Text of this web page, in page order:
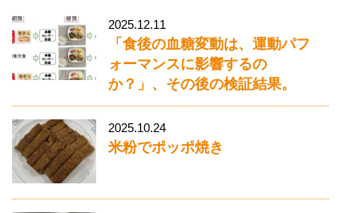
2025.12.11
「食後の血糖変動は、運動パフ
ォーマンスに影響するの
か？」、その後の検証結果。
2025.10.24
米粉でポッポ焼き